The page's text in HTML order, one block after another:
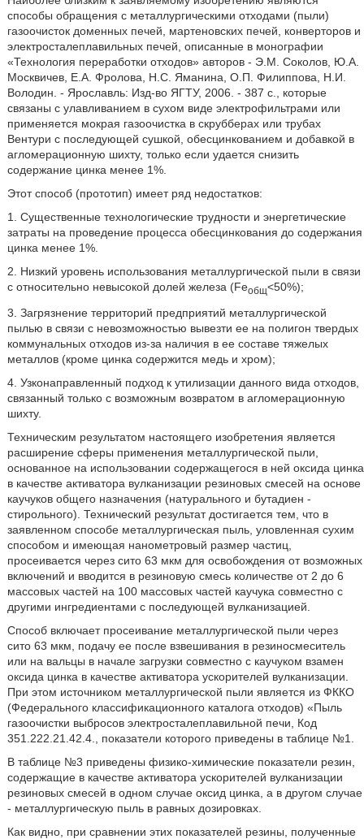
способы обращения с металлургическими отходами (пыли)
газоочисток доменных печей, мартеновских печей, конверторов и
электросталеплавильных печей, описанные в монографии
«Технология переработки отходов» авторов - Э.М. Соколов, Ю.А.
Москвичев, Е.А. Фролова, Н.С. Яманина, О.П. Филиппова, Н.И.
Володин. - Ярославль: Изд-во ЯГТУ, 2006. - 387 с., которые
связаны с улавливанием в сухом виде электрофильтрами или
применяется мокрая газоочистка в скрубберах или трубах
Вентури с последующей сушкой, обесцинкованием и добавкой в
агломерационную шихту, только если удается снизить
содержание цинка менее 1%.
Этот способ (прототип) имеет ряд недостатков:
1. Существенные технологические трудности и энергетические
затраты на проведение процесса обесцинкования до содержания
цинка менее 1%.
2. Низкий уровень использования металлургической пыли в связи
с относительно невысокой долей железа (Feобщ<50%);
3. Загрязнение территорий предприятий металлургической
пылью в связи с невозможностью вывезти ее на полигон твердых
коммунальных отходов из-за наличия в ее составе тяжелых
металлов (кроме цинка содержится медь и хром);
4. Узконаправленный подход к утилизации данного вида отходов,
связанный только с возможным возвратом в агломерационную
шихту.
Техническим результатом настоящего изобретения является
расширение сферы применения металлургической пыли,
основанное на использовании содержащегося в ней оксида цинка
в качестве активатора вулканизации резиновых смесей на основе
каучуков общего назначения (натурального и бутадиен -
стирольного). Технический результат достигается тем, что в
заявленном способе металлургическая пыль, уловленная сухим
способом и имеющая нанометровый размер частиц,
просеивается через сито 63 мкм для освобождения от возможных
включений и вводится в резиновую смесь количестве от 2 до 6
массовых частей на 100 массовых частей каучука совместно с
другими ингредиентами с последующей вулканизацией.
Способ включает просеивание металлургической пыли через
сито 63 мкм, подачу ее после взвешивания в резиносмеситель
или на вальцы в начале загрузки совместно с каучуком взамен
оксида цинка в качестве активатора ускорителей вулканизации.
При этом источником металлургической пыли является из ФККО
(Федерального классификационного каталога отходов) «Пыль
газоочистки выбросов электросталеплавильной печи, Код
351.222.21.42.4., показатели которого приведены в таблице №1.
В таблице №3 приведены физико-химические показатели резин,
содержащие в качестве активатора ускорителей вулканизации
резиновых смесей в одном случае оксид цинка, а в другом случае
- металлургическую пыль в равных дозировках.
Как видно, при сравнении этих показателей резины, полученные